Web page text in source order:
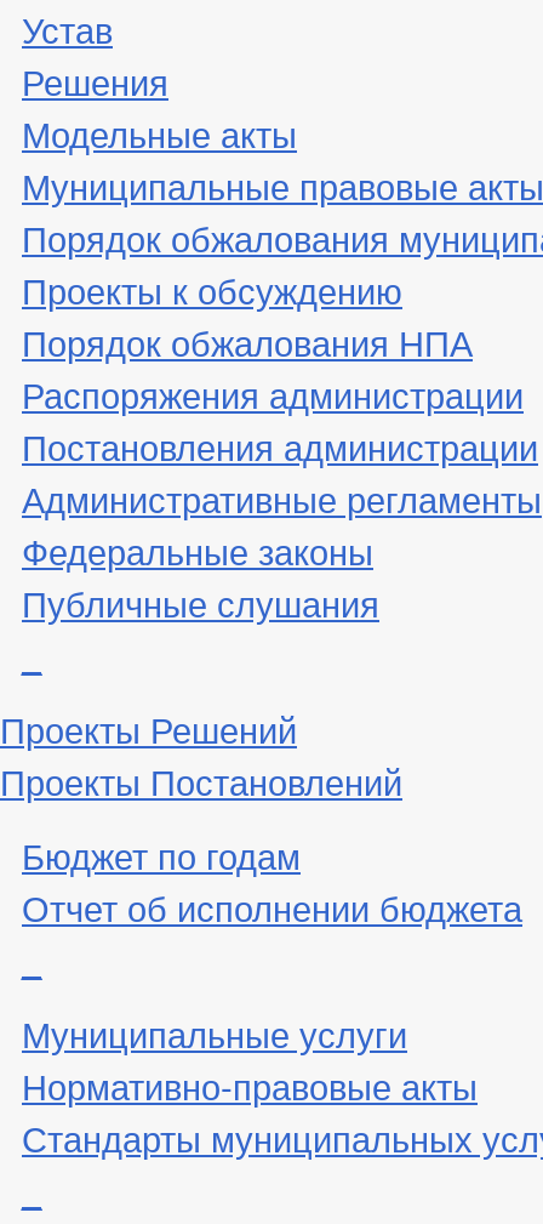
Устав
Решения
Модельные акты
Муниципальные правовые акты
Порядок обжалования
Проекты к обсуждению
Порядок обжалования НПА
Распоряжения администрации
Постановления администрации
Административные регламенты
Федеральные законы
Публичные слушания
Проекты Решений
Проекты Постановлений
Бюджет по годам
Отчет об исполнении бюджета
Муниципальные услуги
Нормативно-правовые акты
Стандарты муниципальных